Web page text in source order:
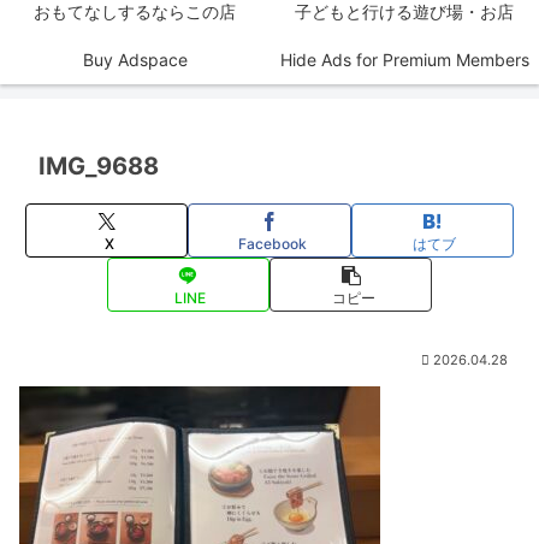
おもてなしするならこの店 子どもと行ける遊び場・お店
Buy Adspace Hide Ads for Premium Members
IMG_9688
X Facebook はてブ
LINE コピー
2026.04.28